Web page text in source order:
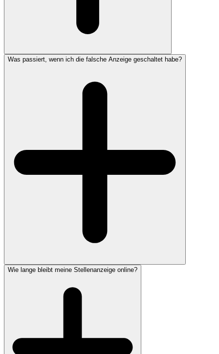
Was passiert, wenn ich die falsche Anzeige geschaltet habe?
Wie lange bleibt meine Stellenanzeige online?